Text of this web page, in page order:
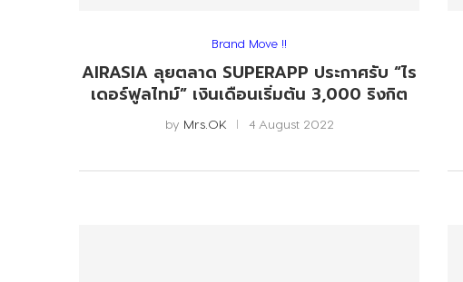
Brand Move !!
AIRASIA ลุยตลาด SUPERAPP ประกาศรับ “ไร
เดอร์ฟูลไทม์” เงินเดือนเริ่มต้น 3,000 ริงกิต
by Mrs.OK 4 August 2022